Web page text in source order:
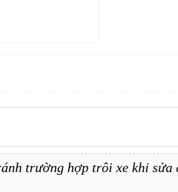
trường hợp trôi xe khi sửa